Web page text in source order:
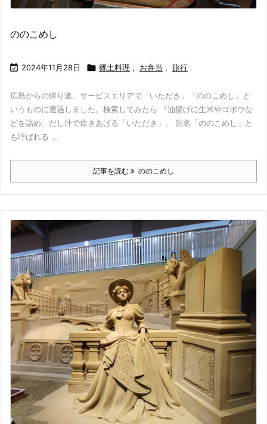
ののこめし
 2024年11月28日  郷土料理 , お弁当 , 旅行
広島からの帰り道、サービスエリアで「いただき」「ののこめし」と
いうものに遭遇しました。検索してみたら 『油揚げに生米やゴボウな
どを詰め、だし汁で炊きあげる「いただき」。 別名「ののこめし」と
も呼ばれる ...
記事を読む ののこめし